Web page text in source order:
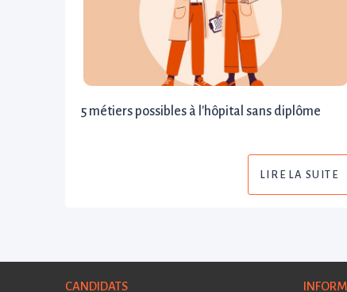
5 métiers possibles à l'hôpital sans diplôme
LIRE LA SUITE
CANDIDATS